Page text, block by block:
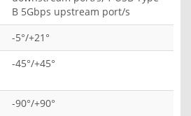
B 5Gbps upstream port/s
-5°/+21°
-45°/+45°
-90°/+90°